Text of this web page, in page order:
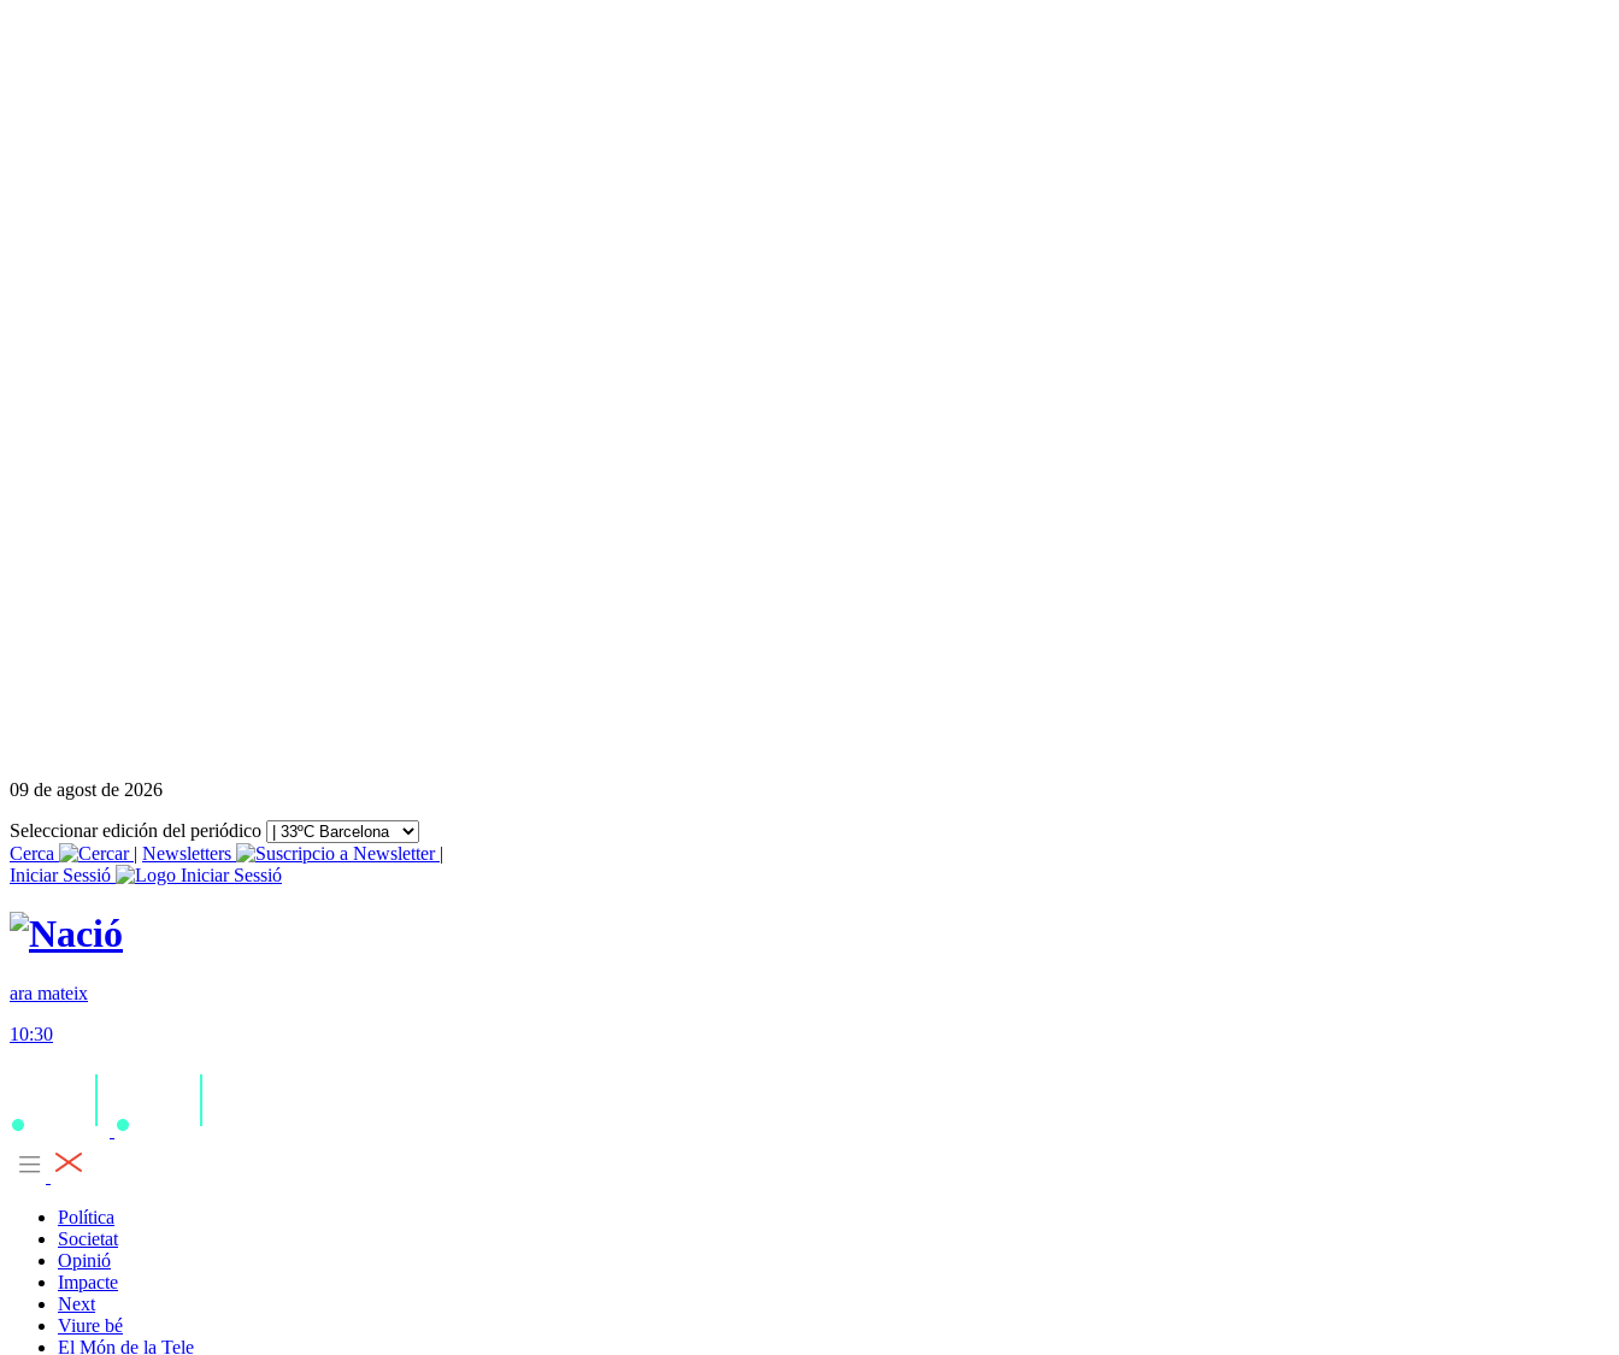
09 de agost de 2026
Seleccionar edición del periódico
Cerca
| Newsletters
|
Iniciar Sessió
ara mateix
10:30
Política
Societat
Opinió
Impacte
Next
Viure bé
El Món de la Tele